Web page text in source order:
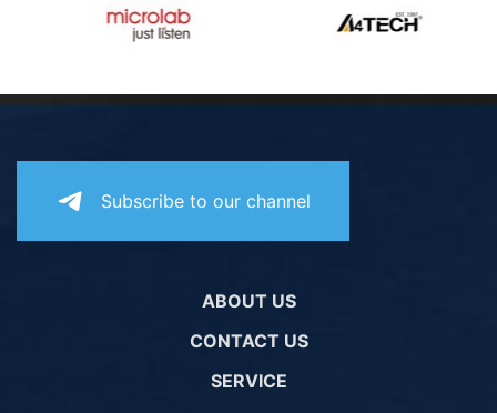
Subscribe to our channel
ABOUT US
CONTACT US
SERVICE